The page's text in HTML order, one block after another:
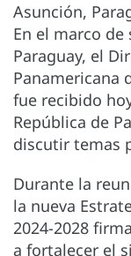
Asunción,
En el marco
Paraguay, el
Panamericana
fue recibido
República de
discutir temas
Durante la
la nueva
2024-2028
a fortalecer el